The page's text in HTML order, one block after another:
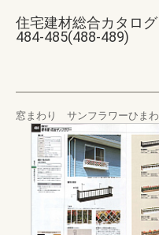
住宅建材総合カタロ
484-485(488-489)
窓まわり サンフラワーひまわ